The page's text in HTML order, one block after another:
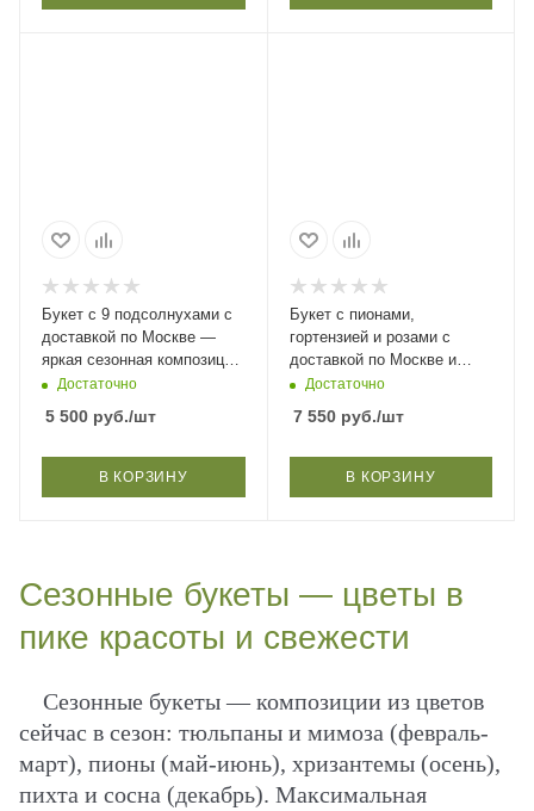
Букет с 9 подсолнухами с
доставкой по Москве —
яркая сезонная композиция
30×55 см
Достаточно
5 500 руб./шт
В КОРЗИНУ
Букет с пионами,
гортензией и розами с
доставкой по Москве и
области
Достаточно
7 550руб./шт
В КОРЗИНУ
Сезонные букеты — цветы в
пике красоты и свежести
Сезонные букеты — композиции из цветов
сейчас в сезон: тюльпаны и мимоза (февраль-
март), пионы (май-июнь), хризантемы (осень),
пихта и сосна (декабрь). Максимальная